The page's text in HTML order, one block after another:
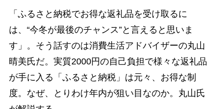
「ふるさと納税でお得な返礼品を受け取るに
は、“今冬が最後のチャンス”と言えると思いま
す」。そう話すのは消費生活アドバイザーの丸山
晴美氏だ。実質2000円の自己負担で様々な返礼品
が手に入る「ふるさと納税」は元々、お得な制
度。なぜ、とりわけ年内が狙い目なのか。丸山氏